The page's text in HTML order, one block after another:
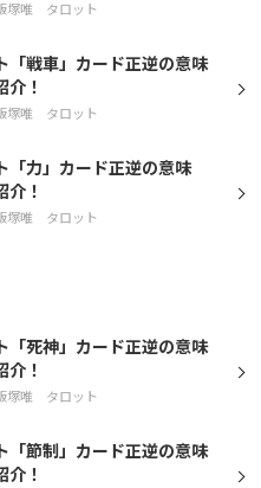
塚唯 タロット
「戦車」カード正逆の意味
介！
塚唯 タロット
「力」カード正逆の意味
介！
塚唯 タロット
「死神」カード正逆の意味
介！
塚唯 タロット
「節制」カード正逆の意味
介！